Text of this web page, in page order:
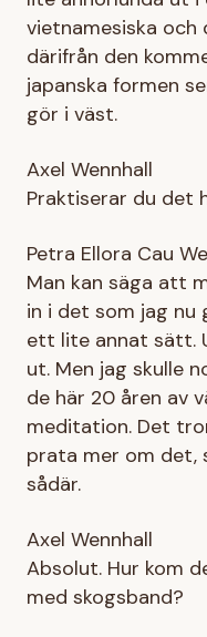
vietnamesiska och
därifrån den
japanska formen
gör i väst.
Axel Wennhall
Praktiserar du det
Petra Ellora Cau
Man kan säga att
in i det som jag nu
ett lite annat sätt.
ut. Men jag skulle
de här 20 åren av
meditation. Det
prata mer om det,
sådär.
Axel Wennhall
Absolut. Hur kom
med skogsband?